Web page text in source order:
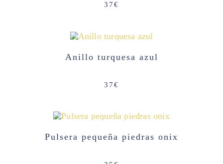
37€
Anillo turquesa azul
37€
Pulsera pequeña piedras onix